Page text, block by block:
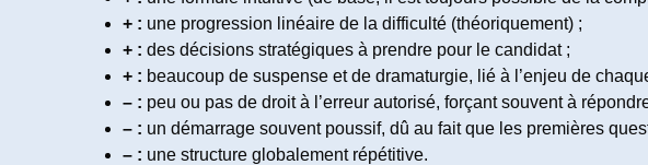
+ : une progression linéaire de la difficulté (théoriquement) ;
+ : des décisions stratégiques à prendre pour le candidat ;
+ : beaucoup de suspense et de dramaturgie, lié à l’enjeu de
– : peu ou pas de droit à l’erreur autorisé, forçant souvent à
– : un démarrage souvent poussif, dû au fait que les premières
– : une structure globalement répétitive.